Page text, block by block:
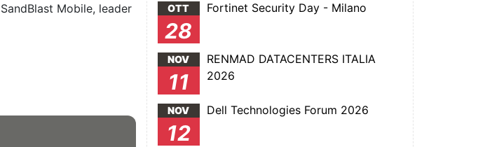
Mobile, leader
OTT
28
Fortinet Security Day - Milano
NOV
11
RENMAD DATACENTERS ITALIA
2026
NOV
12
Dell Technologies Forum 2026